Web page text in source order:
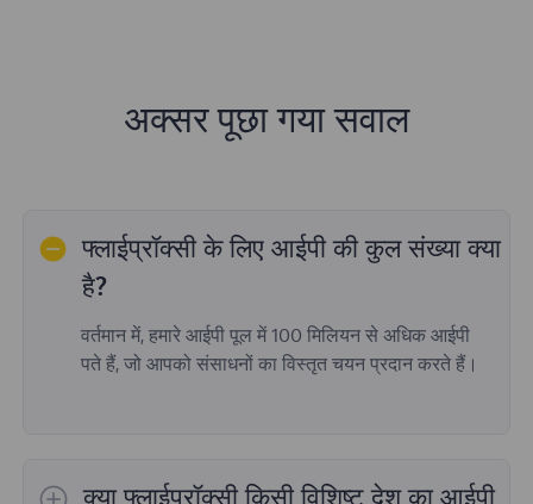
अक्सर पूछा गया सवाल
फ्लाईप्रॉक्सी के लिए आईपी की कुल संख्या क्या
है?
वर्तमान में, हमारे आईपी पूल में 100 मिलियन से अधिक आईपी
पते हैं, जो आपको संसाधनों का विस्तृत चयन प्रदान करते हैं।